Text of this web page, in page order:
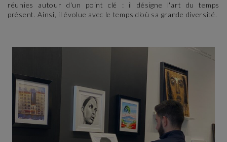
réunies autour d'un point clé : il désigne l'art du temps
présent. Ainsi, il évolue avec le temps d'où sa grande diversité.